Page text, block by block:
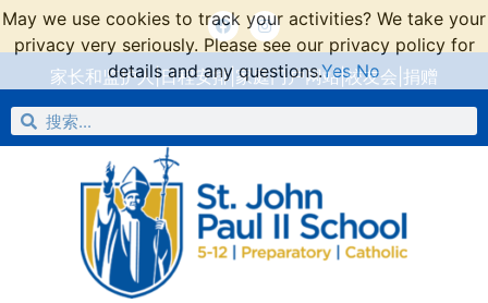
家长和监护人|日程安排| 家庭门户网站|校友会 捐赠
May we use cookies to track your activities? We take your
privacy very seriously. Please see our privacy policy for
details and any questions.Yes No